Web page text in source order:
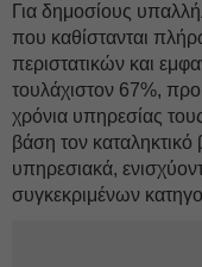
Για δημοσίους
που καθίστανται
περιστατικών και
τουλάχιστον 67%,
χρόνια υπηρεσίας
βάση τον
υπηρεσιακά,
συγκεκριμένων